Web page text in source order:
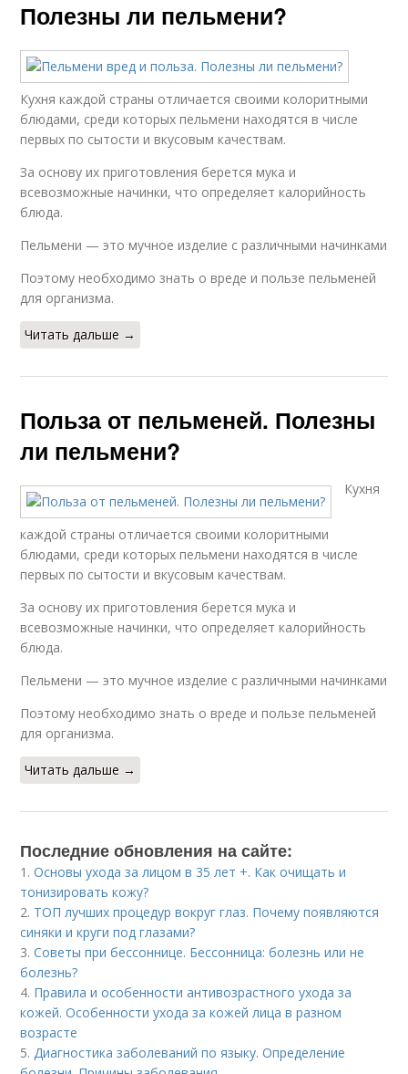
Полезны ли пельмени?
Кухня каждой страны отличается своими колоритными
блюдами, среди которых пельмени находятся в числе
первых по сытости и вкусовым качествам.
За основу их приготовления берется мука и
всевозможные начинки, что определяет калорийность
блюда.
Пельмени — это мучное изделие с различными начинками
Поэтому необходимо знать о вреде и пользе пельменей
для организма.
Читать дальше →
Польза от пельменей. Полезны
ли пельмени?
Кухня
каждой страны отличается своими колоритными
блюдами, среди которых пельмени находятся в числе
первых по сытости и вкусовым качествам.
За основу их приготовления берется мука и
всевозможные начинки, что определяет калорийность
блюда.
Пельмени — это мучное изделие с различными начинками
Поэтому необходимо знать о вреде и пользе пельменей
для организма.
Читать дальше →
Последние обновления на сайте:
1.Основы ухода за лицом в 35 лет +. Как очищать и
тонизировать кожу?
2. ТОП лучших процедур вокруг глаз. Почему появляются
синяки и круги под глазами?
3.Советы при бессоннице. Бессонница: болезнь или не
болезнь?
4. Правила и особенности антивозрастного ухода за
кожей. Особенности ухода за кожей лица в разном
возрасте
5.Диагностика заболеваний по языку. Определение